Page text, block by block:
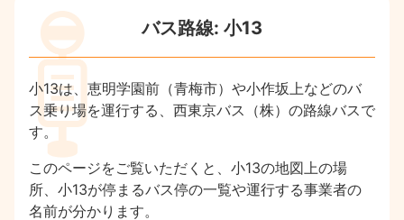
バス路線: 小13
小13は、恵明学園前（青梅市）や小作坂上などのバ
ス乗り場を運行する、西東京バス（株）の路線バスで
す。
このページをご覧いただくと、小13の地図上の場
所、小13が停まるバス停の一覧や運行する事業者の
名前が分かります。